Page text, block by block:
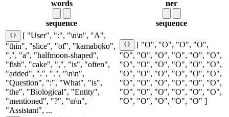
words
sequence
ner
sequence
[ "User", ":", "\n\n", "A",
"thin", "slice", "of", "kamaboko",
",", "a", "halfmoon-shaped",
"fish", "cake", ",", "is", "often",
"added", ".", ".", "\n\n",
"Question", ":", "What", "is",
"the", "Biological", "Entity",
"mentioned", "?", "\n\n",
"Assistant", ...
[ "O", "O", "O", "O",
"O", "O", "O", "O", "O", "O",
"O", "O", "O", "O", "O", "O",
"O", "O", "O", "O", "O", "O",
"O", "O", "O", "O", "O", "O",
"O", "O", "O", "O", "O", "O",
"O", "O", "O", "O", "O" ]